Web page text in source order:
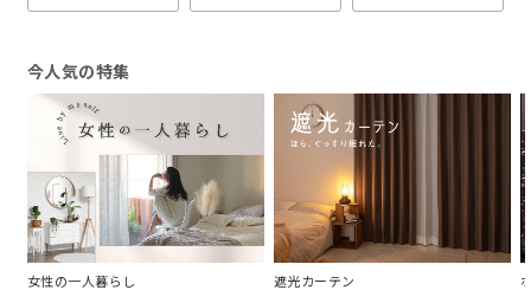
今人気の特集
女性の一人暮らし 遮光カーテン